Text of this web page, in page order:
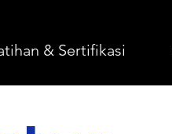
& Sertifikasi